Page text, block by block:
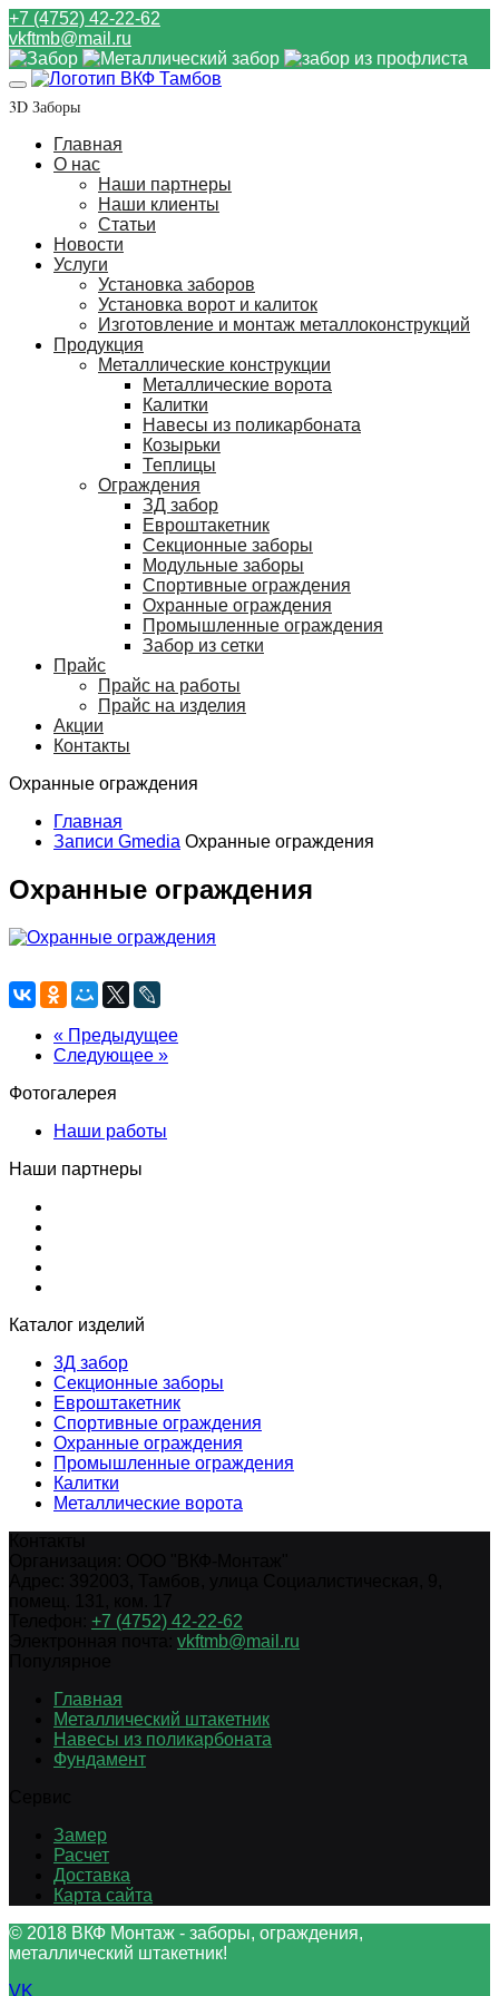
+7 (4752) 42-22-62
vkftmb@mail.ru
3D Заборы
Главная
О нас
Наши партнеры
Наши клиенты
Статьи
Новости
Услуги
Установка заборов
Установка ворот и калиток
Изготовление и монтаж металлоконструкций
Продукция
Металлические конструкции
Металлические ворота
Калитки
Навесы из поликарбоната
Козырьки
Теплицы
Ограждения
ЗД забор
Евроштакетник
Секционные заборы
Модульные заборы
Спортивные ограждения
Охранные ограждения
Промышленные ограждения
Забор из сетки
Прайс
Прайс на работы
Прайс на изделия
Акции
Контакты
Охранные ограждения
Главная
Записи Gmedia Охранные ограждения
Охранные ограждения
« Предыдущее
Следующее »
Фотогалерея
Наши работы
Наши партнеры
Каталог изделий
3Д забор
Секционные заборы
Евроштакетник
Спортивные ограждения
Охранные ограждения
Промышленные ограждения
Калитки
Металлические ворота
+7 (4752) 42-22-62
vkftmb@mail.ru
Главная
Металлический штакетник
Навесы из поликарбоната
Фундамент
Замер
Расчет
Доставка
Карта сайта
© 2018 ВКФ Монтаж - заборы, ограждения,
металлический штакетник!
VK